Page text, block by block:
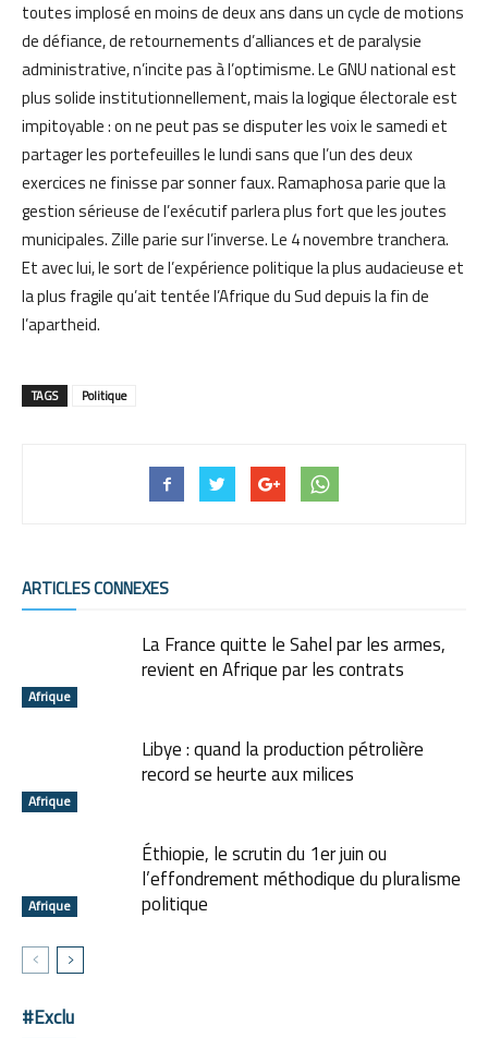
toutes implosé en moins de deux ans dans un cycle de motions
de défiance, de retournements d’alliances et de paralysie
administrative, n’incite pas à l’optimisme. Le GNU national est
plus solide institutionnellement, mais la logique électorale est
impitoyable : on ne peut pas se disputer les voix le samedi et
partager les portefeuilles le lundi sans que l’un des deux
exercices ne finisse par sonner faux. Ramaphosa parie que la
gestion sérieuse de l’exécutif parlera plus fort que les joutes
municipales. Zille parie sur l’inverse. Le 4 novembre tranchera.
Et avec lui, le sort de l’expérience politique la plus audacieuse et
la plus fragile qu’ait tentée l’Afrique du Sud depuis la fin de
l’apartheid.
TAGS Politique
ARTICLES CONNEXES
Afrique
La France quitte le Sahel par les armes,
revient en Afrique par les contrats
Afrique
Libye : quand la production pétrolière
record se heurte aux milices
Afrique
Éthiopie, le scrutin du 1er juin ou
l’effondrement méthodique du pluralisme
politique
#Exclu